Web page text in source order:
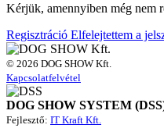
Kérjük, amennyiben még nem
Regisztráció Elfelejtettem a
© 2026 DOG SHOW Kft.
Kapcsolatfelvétel
DOG SHOW SYSTEM
Fejlesztő: IT Kraft Kft.